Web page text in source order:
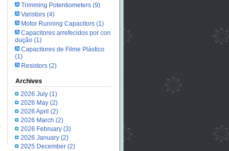
Trimming Potentiometers(9)
Varistors(4)
Motor Running Capacitors(1)
Capacitores arrefecidos por con
dução(1)
Capacitores de Filme Plástico
(1)
Resistors(2)
Archives
2026 July(1)
2026 May(2)
2026 April (2)
2026 March (2)
2026 February(3)
2026 January(2)
2025 December(2)